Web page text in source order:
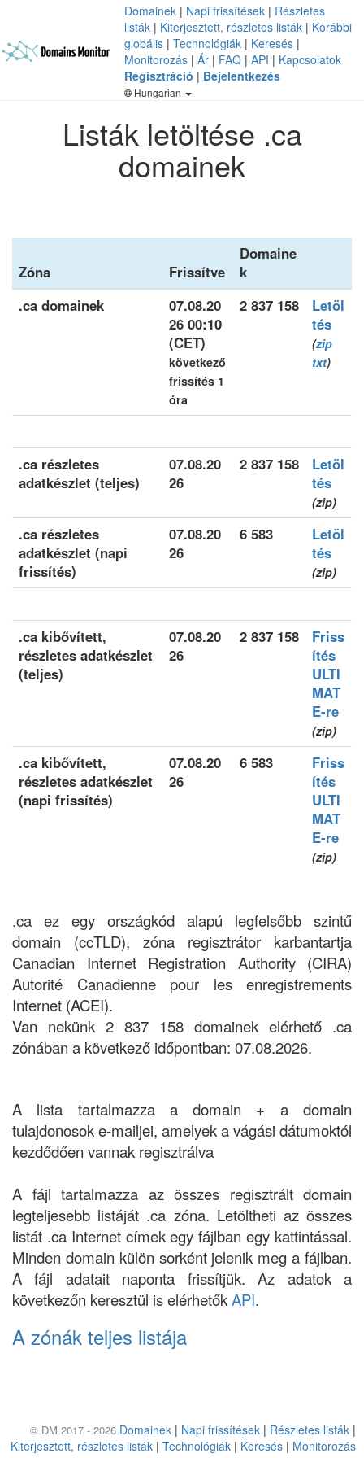
Domainek | Napi frissítések | Részletes
listák | Kiterjesztett, részletes listák | Korábbi
globális | Technológiák | Keresés |
Monitorozás | Ár | FAQ | API | Kapcsolatok
Regisztráció | Bejelentkezés
Hungarian
Listák letöltése .ca
domainek
Zóna Frissítve
Domaine
k
.ca domainek
07.08.20
26 00:10
(CET)
következő
frissítés 1
óra
2 837 158
Letöl
tés
(zip
txt)
.ca részletes
adatkészlet (teljes)
07.08.20
26
2 837 158
Letöl
tés
(zip)
.ca részletes
adatkészlet (napi
frissítés)
07.08.20
26
6 583
Letöl
tés
(zip)
.ca kibővített,
részletes adatkészlet
(teljes)
07.08.20
26
2 837 158
Friss
ítés
ULTI
MAT
E-re
(zip)
.ca kibővített,
részletes adatkészlet
(napi frissítés)
07.08.20
26
6 583
Friss
ítés
ULTI
MAT
E-re
(zip)
.ca ez egy országkód alapú legfelsőbb szintű
domain (ccTLD), zóna regisztrátor karbantartja
Canadian Internet Registration Authority (CIRA)
Autorité Canadienne pour les enregistrements
Internet (ACEI).
Van nekünk 2 837 158 domainek elérhető .ca
zónában a következő időpontban: 07.08.2026.
A lista tartalmazza a domain + a domain
tulajdonosok e-mailjei, amelyek a vágási dátumoktól
kezdődően vannak regisztrálva
A fájl tartalmazza az összes regisztrált domain
legteljesebb listáját .ca zóna. Letöltheti az összes
listát .ca Internet címek egy fájlban egy kattintással.
Minden domain külön sorként jelenik meg a fájlban.
A fájl adatait naponta frissítjük. Az adatok a
következőn keresztül is elérhetőkAPI.
A zónák teljes listája
© DM 2017 - 2026 Domainek | Napi frissítések | Részletes listák |
Kiterjesztett, részletes listák | Technológiák | Keresés | Monitorozás